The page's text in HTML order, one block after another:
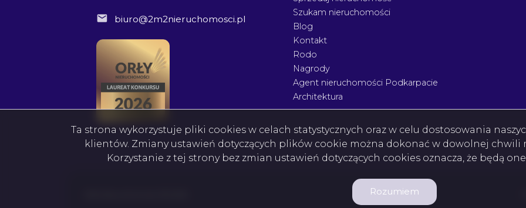
biuro@2m2nieruchomosci.pl
Szukam nieruchomości
Blog
Kontakt
Rodo
Nagrody
Agent nieruchomości Podkarpacie
Architektura
Ta strona wykorzystuje pliki cookies w celach statystycznych oraz w celu dostosowania
klientów. Zmiany ustawień dotyczących plików cookie można dokonać w dowolnej chwili
Korzystanie z tej strony bez zmian ustawień dotyczących cookies oznacza, że będą
Rozumiem